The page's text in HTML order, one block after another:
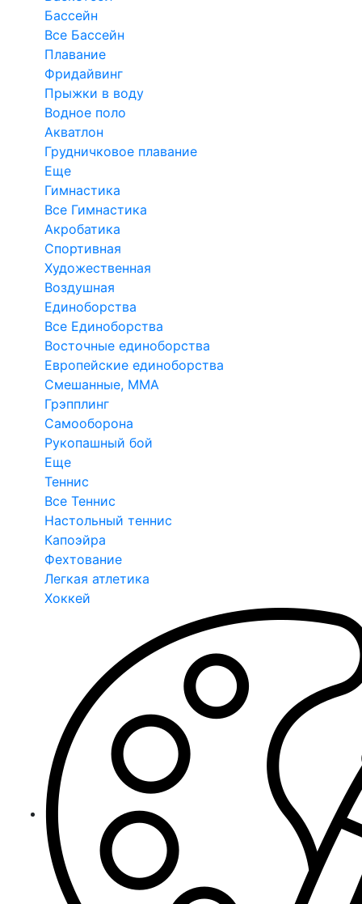
Бассейн
Все Бассейн
Плавание
Фридайвинг
Прыжки в воду
Водное поло
Акватлон
Грудничковое плавание
Еще
Гимнастика
Все Гимнастика
Акробатика
Спортивная
Художественная
Воздушная
Единоборства
Все Единоборства
Восточные единоборства
Европейские единоборства
Смешанные, ММА
Грэпплинг
Самооборона
Рукопашный бой
Еще
Теннис
Все Теннис
Настольный теннис
Капоэйра
Фехтование
Легкая атлетика
Хоккей